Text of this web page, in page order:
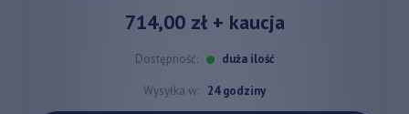
714,00 zł+ kaucja
Dostępność: duża ilość
Wysyłka w: 24 godziny